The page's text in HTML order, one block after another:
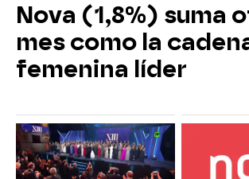
Nova (1,8%) suma
mes como la
femenina líder